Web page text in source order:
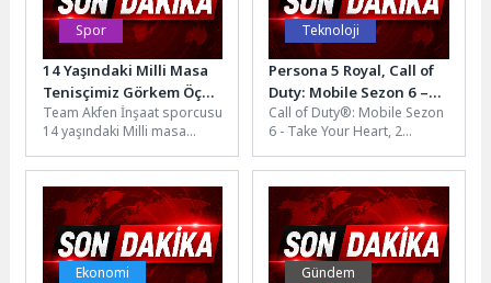
Spor
14 Yaşındaki Milli Masa
Tenisçimiz Görkem Öçal
Avrupa Şampiyonu Oldu
Team Akfen İnşaat sporcusu
14 yaşındaki Milli masa
Portekiz’de
düzenlenen Yıldızlar ve
Gençler Avrupa Masa...
Teknoloji
Persona 5 Royal, Call of
Duty: Mobile Sezon 6 –
“Take Your Heart” ile
Savaş Alanına Sızıyor
Call of Duty®: Mobile Sezon
6 - Take Your Heart, 2
açtı....
Ekonomi Gündem